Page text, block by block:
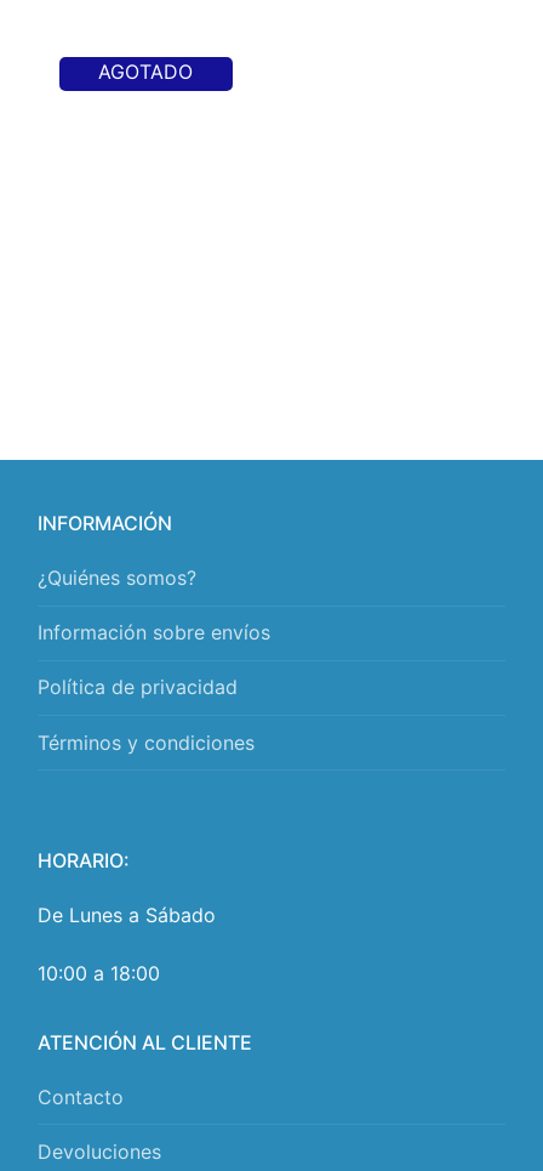
AGOTADO
INFORMACIÓN
¿Quiénes somos?
Información sobre envíos
Política de privacidad
Términos y condiciones
HORARIO:
De Lunes a Sábado
10:00 a 18:00
ATENCIÓN AL CLIENTE
Contacto
Devoluciones